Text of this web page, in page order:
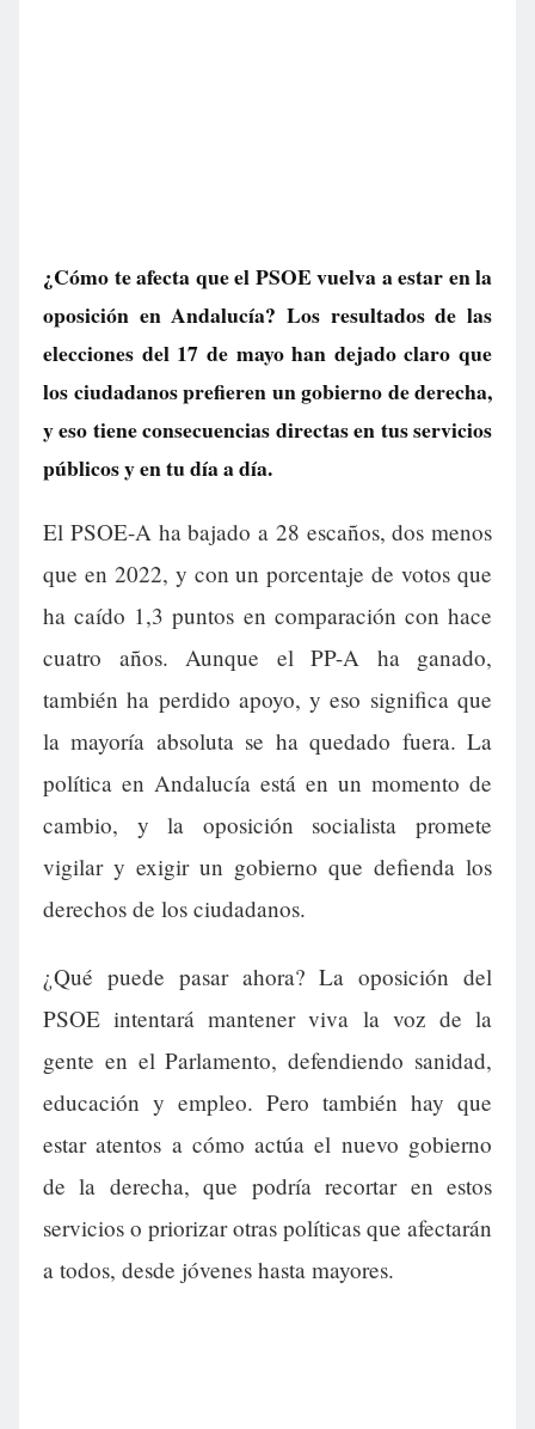
¿Cómo te afecta que el PSOE vuelva a estar en la
oposición en Andalucía? Los resultados de las
elecciones del 17 de mayo han dejado claro que
los ciudadanos prefieren un gobierno de derecha,
y eso tiene consecuencias directas en tus servicios
públicos y en tu día a día.
El PSOE-A ha bajado a 28 escaños, dos menos
que en 2022, y con un porcentaje de votos que
ha caído 1,3 puntos en comparación con hace
cuatro años. Aunque el PP-A ha ganado,
también ha perdido apoyo, y eso significa que
la mayoría absoluta se ha quedado fuera. La
política en Andalucía está en un momento de
cambio, y la oposición socialista promete
vigilar y exigir un gobierno que defienda los
derechos de los ciudadanos.
¿Qué puede pasar ahora? La oposición del
PSOE intentará mantener viva la voz de la
gente en el Parlamento, defendiendo sanidad,
educación y empleo. Pero también hay que
estar atentos a cómo actúa el nuevo gobierno
de la derecha, que podría recortar en estos
servicios o priorizar otras políticas que afectarán
a todos, desde jóvenes hasta mayores.